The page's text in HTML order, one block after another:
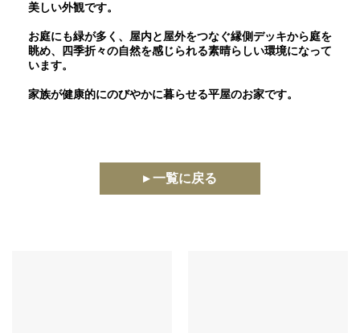
美しい外観です。
お庭にも緑が多く、屋内と屋外をつなぐ縁側デッキから庭を
眺め、四季折々の自然を感じられる素晴らしい環境になって
います。
家族が健康的にのびやかに暮らせる平屋のお家です。
▸ 一覧に戻る